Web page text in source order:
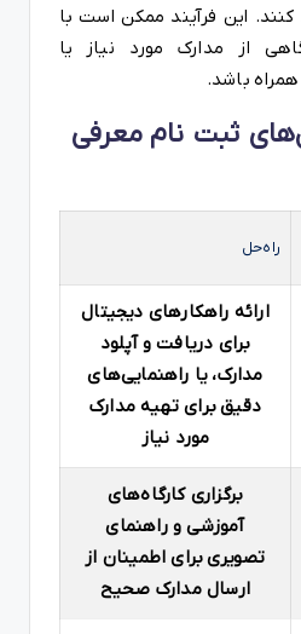
کنند. این فرآیند ممکن است با
از مدارک مورد نیاز یا
باشد.
ثبت نام معرفی
راه‌حل
ارائه راهکارهای دیجیتال
برای دریافت و آپلود
مدارک، یا راهنمایی‌های
دقیق برای تهیه مدارک
مورد نیاز
برگزاری کارگاه‌های
آموزشی و راهنمای
تصویری برای اطمینان از
ارسال مدارک صحیح